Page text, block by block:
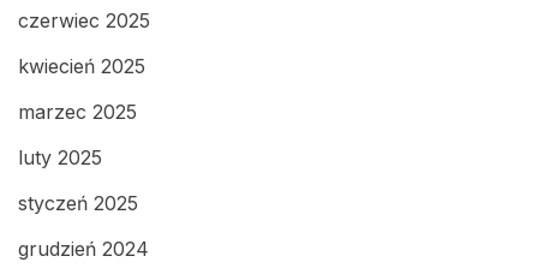
czerwiec 2025
kwiecień 2025
marzec 2025
luty 2025
styczeń 2025
grudzień 2024